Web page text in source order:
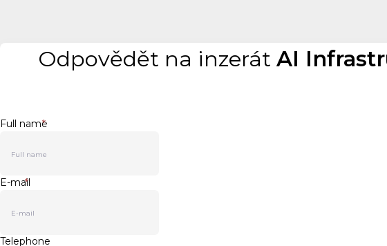
Odpovědět na inzerátAI
Full name
*
E-mail
*
Telephone